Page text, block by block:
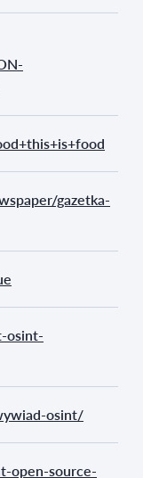
gazetka-
osint-
osint/
open-source-